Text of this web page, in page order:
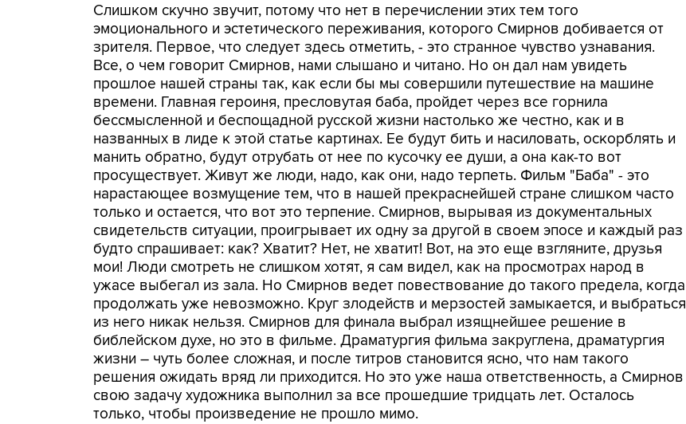
Слишком скучно звучит, потому что нет в перечислении этих тем того
эмоционального и эстетического переживания, которого Смирнов добивается от
зрителя. Первое, что следует здесь отметить, - это странное чувство узнавания.
Все, о чем говорит Смирнов, нами слышано и читано. Но он дал нам увидеть
прошлое нашей страны так, как если бы мы совершили путешествие на машине
времени. Главная героиня, пресловутая баба, пройдет через все горнила
бессмысленной и беспощадной русской жизни настолько же честно, как и в
названных в лиде к этой статье картинах. Ее будут бить и насиловать, оскорблять и
манить обратно, будут отрубать от нее по кусочку ее души, а она как-то вот
просуществует. Живут же люди, надо, как они, надо терпеть. Фильм "Баба" - это
нарастающее возмущение тем, что в нашей прекраснейшей стране слишком часто
только и остается, что вот это терпение. Смирнов, вырывая из документальных
свидетельств ситуации, проигрывает их одну за другой в своем эпосе и каждый раз
будто спрашивает: как? Хватит? Нет, не хватит! Вот, на это еще взгляните, друзья
мои! Люди смотреть не слишком хотят, я сам видел, как на просмотрах народ в
ужасе выбегал из зала. Но Смирнов ведет повествование до такого предела, когда
продолжать уже невозможно. Круг злодейств и мерзостей замыкается, и выбраться
из него никак нельзя. Смирнов для финала выбрал изящнейшее решение в
библейском духе, но это в фильме. Драматургия фильма закруглена, драматургия
жизни – чуть более сложная, и после титров становится ясно, что нам такого
решения ожидать вряд ли приходится. Но это уже наша ответственность, а Смирнов
свою задачу художника выполнил за все прошедшие тридцать лет. Осталось
только, чтобы произведение не прошло мимо.